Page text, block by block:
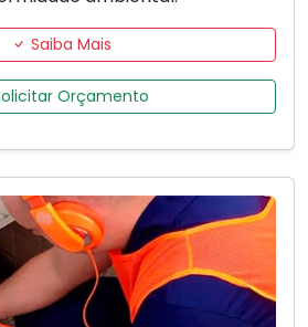
Saiba Mais
Orçamento